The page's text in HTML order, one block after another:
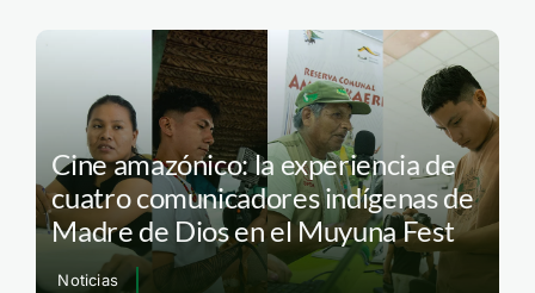
Cine amazónico: la experiencia de
cuatro comunicadores indígenas de
Madre de Dios en el Muyuna Fest
Noticias